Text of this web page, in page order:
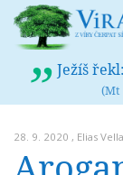
Ježíš
(Mt
28. 9. 2020 , Elias Vella